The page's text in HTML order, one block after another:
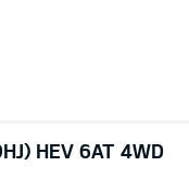
HEV 6AT 4WD